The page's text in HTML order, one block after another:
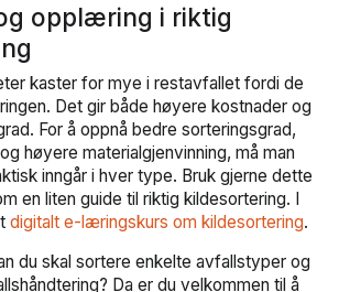
opplæring i riktig
kaster for mye i restavfallet fordi de
Det gir både høyere kostnader og
For å oppnå bedre sorteringsgrad,
høyere materialgjenvinning, må man
inngår i hver type. Bruk gjerne dette
en liten guide til riktig kildesortering. I
digitalt e-læringskurs om kildesortering.
du skal sortere enkelte avfallstyper og
Da er du velkommen til å